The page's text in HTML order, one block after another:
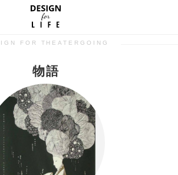
FOR THEATERGOING
物語